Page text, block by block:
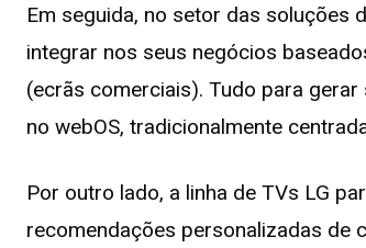
Em seguida, no setor das soluções
integrar nos seus negócios
(ecrãs comerciais). Tudo para
no webOS, tradicionalmente
Por outro lado, a linha de TVs LG
recomendações personalizadas de